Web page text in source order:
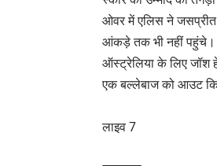
ओवर में एलिस ने जसप्रीत
आंकड़े तक भी नहीं पहुंचे।
ऑस्ट्रेलिया के लिए जॉश
एक बल्लेबाज को आउट
लाइव 7